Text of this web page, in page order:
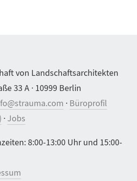
von Landschaftsarchitekten
33 A · 10999 Berlin
· Büroprofil
· Jobs
8:00-13:00 Uhr und 15:00-